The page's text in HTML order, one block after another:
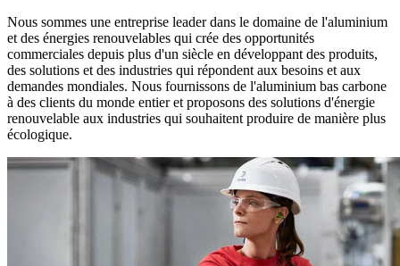
Nous sommes une entreprise leader dans le domaine de l'aluminium
et des énergies renouvelables qui crée des opportunités
commerciales depuis plus d'un siècle en développant des produits,
des solutions et des industries qui répondent aux besoins et aux
demandes mondiales. Nous fournissons de l'aluminium bas carbone
à des clients du monde entier et proposons des solutions d'énergie
renouvelable aux industries qui souhaitent produire de manière plus
écologique.